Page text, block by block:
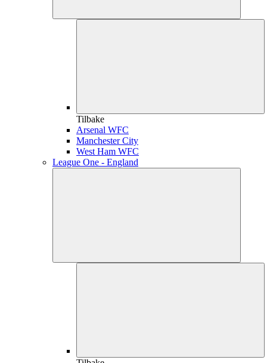
Tilbake
Arsenal WFC
Manchester City
West Ham WFC
League One - England